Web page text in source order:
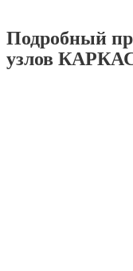
Подробный
узлов